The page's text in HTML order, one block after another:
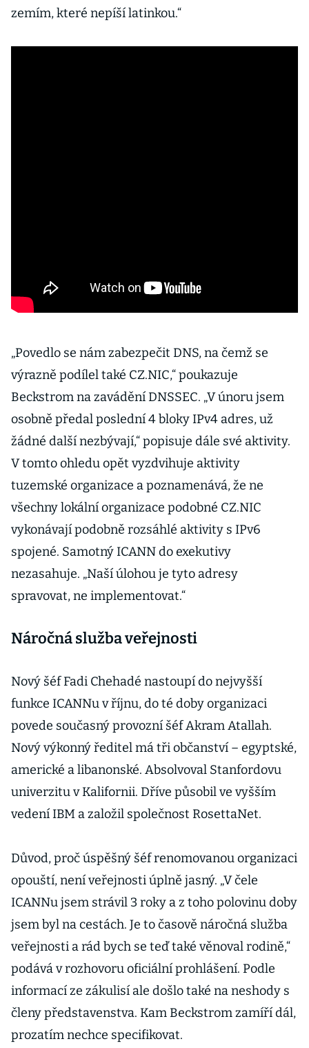
zemím, které nepíší latinkou.“
„Povedlo se nám zabezpečit DNS, na čemž se
výrazně podílel také CZ.NIC,“ poukazuje
Beckstrom na zavádění DNSSEC. „V únoru jsem
osobně předal poslední 4 bloky IPv4 adres, už
žádné další nezbývají,“ popisuje dále své aktivity.
V tomto ohledu opět vyzdvihuje aktivity
tuzemské organizace a poznamenává, že ne
všechny lokální organizace podobné CZ.NIC
vykonávají podobně rozsáhlé aktivity s IPv6
spojené. Samotný ICANN do exekutivy
nezasahuje. „Naší úlohou je tyto adresy
spravovat, ne implementovat.“
Náročná služba veřejnosti
Nový šéf Fadi Chehadé nastoupí do nejvyšší
funkce ICANNu v říjnu, do té doby organizaci
povede současný provozní šéf Akram Atallah.
Nový výkonný ředitel má tři občanství – egyptské,
americké a libanonské. Absolvoval Stanfordovu
univerzitu v Kalifornii. Dříve působil ve vyšším
vedení IBM a založil společnost RosettaNet.
Důvod, proč úspěšný šéf renomovanou organizaci
opouští, není veřejnosti úplně jasný. „V čele
ICANNu jsem strávil 3 roky a z toho polovinu doby
jsem byl na cestách. Je to časově náročná služba
veřejnosti a rád bych se teď také věnoval rodině,“
podává v rozhovoru oficiální prohlášení. Podle
informací ze zákulisí ale došlo také na neshody s
členy představenstva. Kam Beckstrom zamíří dál,
prozatím nechce specifikovat.